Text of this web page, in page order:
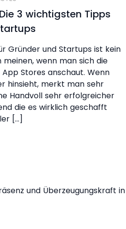
3 wichtigsten Tipps
Gründer und Startups ist kein
meinen, wenn man sich die
Stores anschaut. Wenn
hinsieht, merkt man sehr
Handvoll sehr erfolgreicher
die es wirklich geschafft
[…]